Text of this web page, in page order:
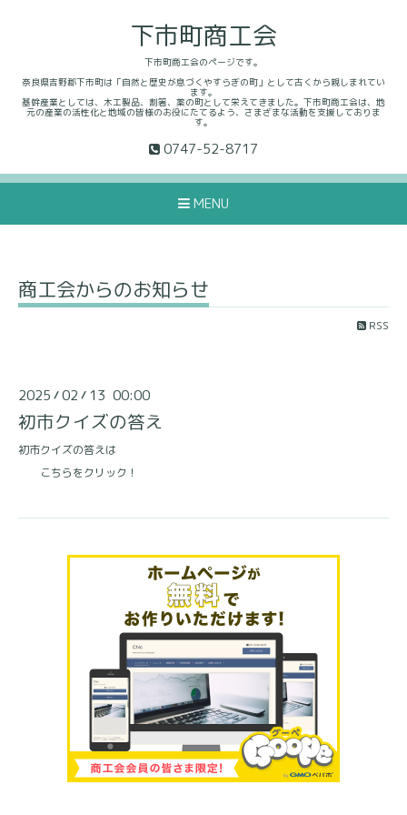
下市町商工会
下市町商工会のページです。
奈良県吉野郡下市町は「自然と歴史が息づくやすらぎの町」として古くから親しまれてい
ます。
基幹産業としては、木工製品、割箸、薬の町として栄えてきました。下市町商工会は、地
元の産業の活性化と地域の皆様のお役にたてるよう、さまざまな活動を支援しておりま
す。
0747-52-8717
MENU
商工会からのお知らせ
RSS
2025 /02 / 13 00:00
初市クイズの答え
初市クイズの答えは
こちらをクリック！